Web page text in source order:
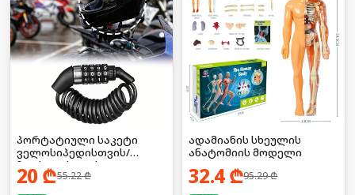
პორტატიული საკეტი
ველოსიპედისთვის/
ჩაფხუტისთვის
20₾55.22₾
ადამიანის სხეულის
ანატომიის მოდელი
32.4₾95.29₾